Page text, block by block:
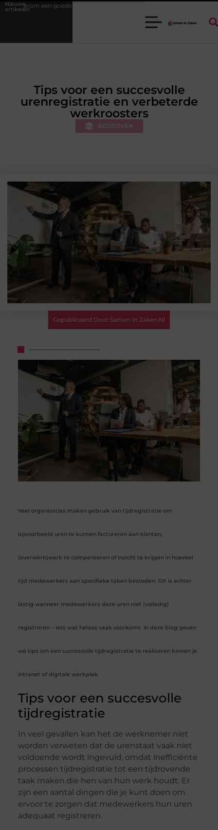
Nieuwe
artikelen het werk van de stukadoor makkelijker maakt
Tips voor een succesvolle
urenregistratie en verbeterde
werkroosters
BEDRIJVEN
Gepubliceerd Door Samen In Zaken.nl
Veel organisaties maken gebruik van tijdregistratie om
bijvoorbeeld uren te kunnen factureren aan klanten,
(overwerk)werk te compenseren of inzicht te krijgen in hoeveel
tijd medewerkers aan specifieke taken besteden. Dit is echter
lastig wanneer medewerkers deze uren niet (volledig)
registreren – iets wat helaas vaak voorkomt. In deze blog geven
we tips om een ​​succesvolle tijdregistratie te realiseren binnen je
intranet of digitale werkplek.
Tips voor een succesvolle
tijdregistratie
In veel gevallen kan het de werknemer niet
worden verweten dat de urenstaat vaak niet
voldoende wordt ingevuld, omdat inefficiënte
processen tijdregistratie tot een tijdrovende
taak maken die hen van hun werk houdt. Er
zijn een aantal dingen die je kunt doen om
ervoor te zorgen dat medewerkers hun uren
adequaat registreren.